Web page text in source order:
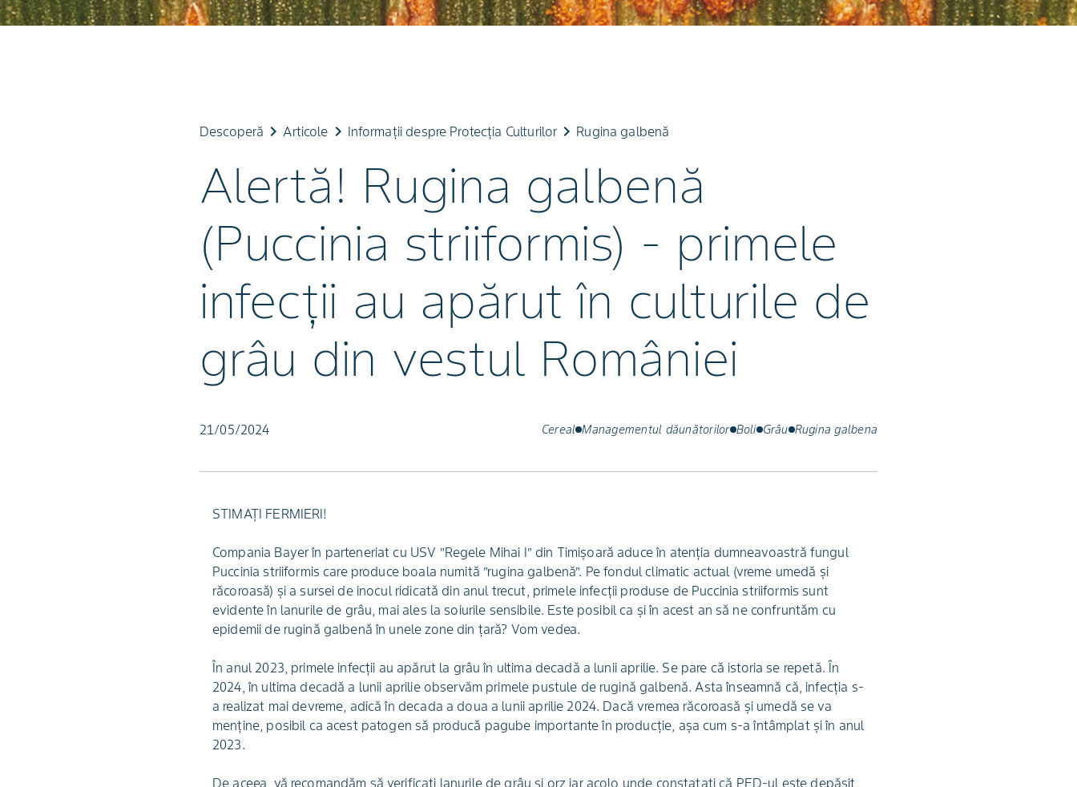
Descoperă keyboard_arrow_rightArticole keyboard_arrow_right Informații despre Protecția Culturilor keyboard_arrow_right Rugina galbenă
Alertă! Rugina galbenă
(Puccinia striiformis) - primele
infecții au apărut în culturile de
grâu din vestul României
21/05/2024 Cereal Managementul dăunătorilor Boli Grâu Rugina galbena
STIMAȚI FERMIERI!
Compania Bayer în parteneriat cu USV ”Regele Mihai I” din Timișoară aduce în atenția dumneavoastră fungul
Puccinia striiformis care produce boala numită ”rugina galbenă”. Pe fondul climatic actual (vreme umedă și
răcoroasă) și a sursei de inocul ridicată din anul trecut, primele infecții produse de Puccinia striiformis sunt
evidente în lanurile de grâu, mai ales la soiurile sensibile. Este posibil ca și în acest an să ne confruntăm cu
epidemii de rugină galbenă în unele zone din țară? Vom vedea.
În anul 2023, primele infecții au apărut la grâu în ultima decadă a lunii aprilie. Se pare că istoria se repetă. În
2024, în ultima decadă a lunii aprilie observăm primele pustule de rugină galbenă. Asta înseamnă că, infecția s-
a realizat mai devreme, adică în decada a doua a lunii aprilie 2024. Dacă vremea răcoroasă și umedă se va
menține, posibil ca acest patogen să producă pagube importante în producție, așa cum s-a întâmplat și în anul
2023.
De aceea, vă recomandăm să verificați lanurile de grâu și orz iar acolo unde constatați că PED-ul este depășit